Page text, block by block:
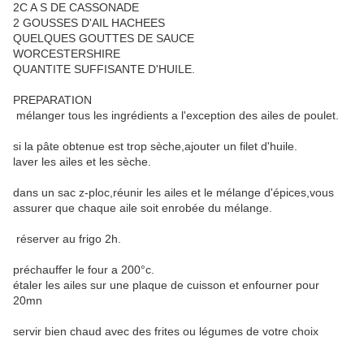
2C A S DE CASSONADE
2 GOUSSES D'AIL HACHEES
QUELQUES GOUTTES DE SAUCE
WORCESTERSHIRE
QUANTITE SUFFISANTE D'HUILE.
PREPARATION
mélanger tous les ingrédients a l'exception des ailes de poulet.
si la pâte obtenue est trop sèche,ajouter un filet d'huile.
laver les ailes et les sèche.
dans un sac z-ploc,réunir les ailes et le mélange d'épices,vous
assurer que chaque aile soit enrobée du mélange.
réserver au frigo 2h.
préchauffer le four a 200°c.
étaler les ailes sur une plaque de cuisson et enfourner pour
20mn
servir bien chaud avec des frites ou légumes de votre choix